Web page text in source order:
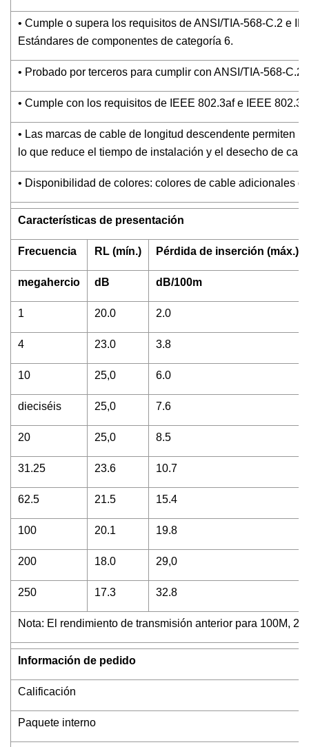
• Cumple o supera los requisitos de ANSI/TIA-568-C.2 e
Estándares de componentes de categoría 6.
• Probado por terceros para cumplir con ANSI/TIA-568-C.2.
• Cumple con los requisitos de IEEE 802.3af e IEEE
• Las marcas de cable de longitud descendente permiten
lo que reduce el tiempo de instalación y el desecho de
• Disponibilidad de colores: colores de cable adicionales
Características de presentación
Frecuencia RL (mín.) Pérdida de inserción (máx.)
megahercio dB dB/100m
1 20.0 2.0
4 23.0 3.8
10 25,0 6.0
dieciséis 25,0 7.6
20 25,0 8.5
31.25 23.6 10.7
62.5 21.5 15.4
100 20.1 19.8
200 18.0 29,0
250 17.3 32.8
Nota: El rendimiento de transmisión anterior para 100M,
Información de pedido
Calificación
Paquete interno